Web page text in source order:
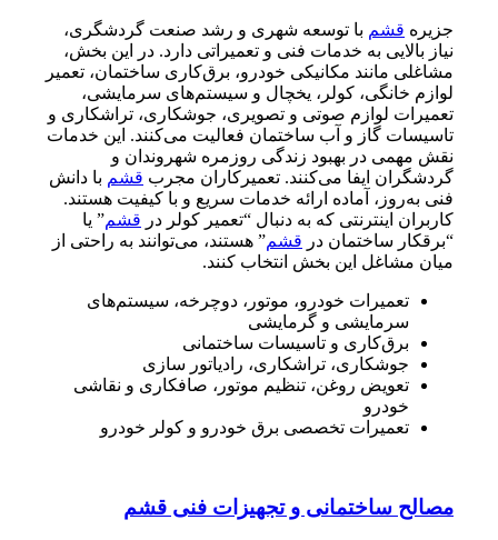
جزیره قشم با توسعه شهری و رشد صنعت گردشگری،
نیاز بالایی به خدمات فنی و تعمیراتی دارد. در این بخش،
مشاغلی مانند مکانیکی خودرو، برق‌کاری ساختمان، تعمیر
لوازم خانگی، کولر، یخچال و سیستم‌های سرمایشی،
تعمیرات لوازم صوتی و تصویری، جوشکاری، تراشکاری و
تاسیسات گاز و آب ساختمان فعالیت می‌کنند. این خدمات
نقش مهمی در بهبود زندگی روزمره شهروندان و
گردشگران ایفا می‌کنند. تعمیرکاران مجرب قشم با دانش
فنی به‌روز، آماده ارائه خدمات سریع و با کیفیت هستند.
کاربران اینترنتی که به دنبال “تعمیر کولر در قشم” یا
“برقکار ساختمان در قشم” هستند، می‌توانند به راحتی از
میان مشاغل این بخش انتخاب کنند.
تعمیرات خودرو، موتور، دوچرخه، سیستم‌های
سرمایشی و گرمایشی
برق‌کاری و تاسیسات ساختمانی
جوشکاری، تراشکاری، رادیاتور سازی
تعویض روغن، تنظیم موتور، صافکاری و نقاشی
خودرو
تعمیرات تخصصی برق خودرو و کولر خودرو
مصالح ساختمانی و تجهیزات فنی قشم